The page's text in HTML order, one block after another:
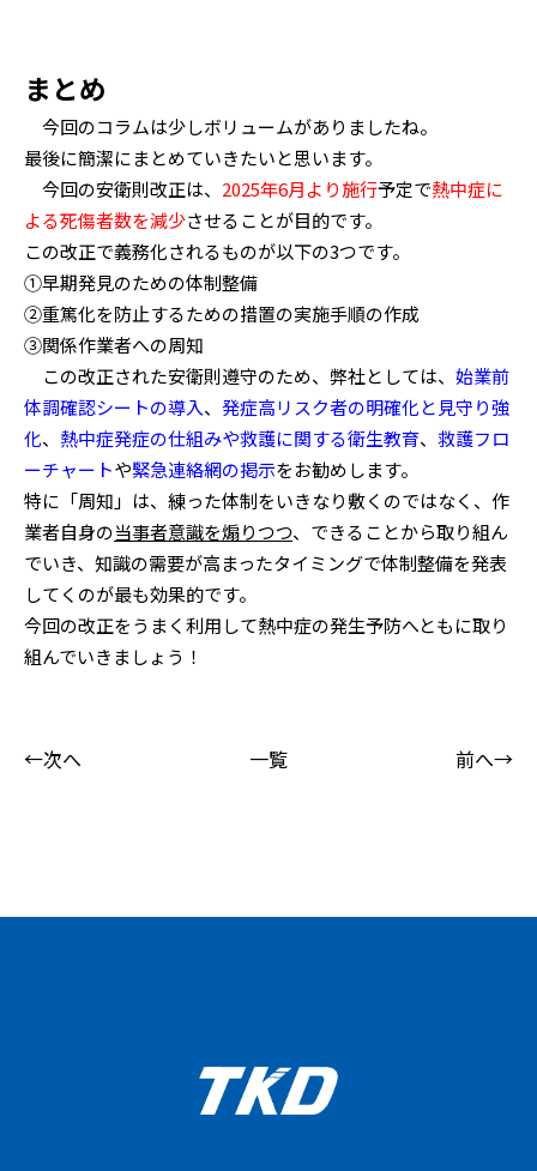
まとめ
今回のコラムは少しボリュームがありましたね。
最後に簡潔にまとめていきたいと思います。
今回の安衛則改正は、 2025年6月より施行予定で熱中症に
よる死傷者数を減少させることが目的です。
この改正で義務化されるものが以下の3つです。
①早期発見のための体制整備
②重篤化を防止するための措置の実施手順の作成
③関係作業者への周知
この改正された安衛則遵守のため、弊社としては、 始業前
体調確認シートの導入、 発症高リスク者の明確化と見守り強
化、 熱中症発症の仕組みや救護に関する衛生教育、 救護フロ
ーチャートや緊急連絡網の掲示をお勧めします。
特に「周知」は、練った体制をいきなり敷くのではなく、作
業者自身の当事者意識を煽りつつ、できることから取り組ん
でいき、知識の需要が高まったタイミングで体制整備を発表
してくのが最も効果的です。
今回の改正をうまく利用して熱中症の発生予防へともに取り
組んでいきましょう！
←次へ 一覧 前へ→